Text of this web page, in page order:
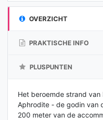
OVERZICHT
PRAKTISCHE INFO
PLUSPUNTEN
Het beroemde strand
Aphrodite - de godin van
200 meter van de